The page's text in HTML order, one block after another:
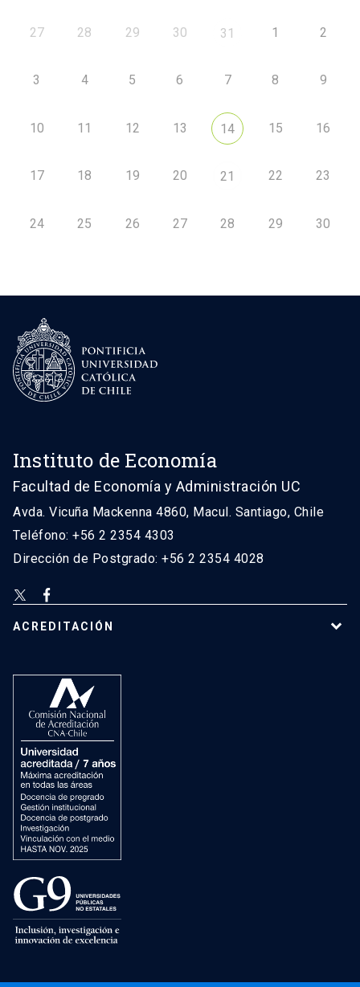
27 28 29 30 31 1 2
3 4 5 6 7 8 9
10 11 12 13 14 15 16
17 18 19 20 21 22 23
24 25 26 27 28 29 30
Instituto de Economía
Facultad de Economía y Administración UC
Avda. Vicuña Mackenna 4860, Macul. Santiago, Chile
Teléfono: +56 2 2354 4303
Dirección de Postgrado: +56 2 2354 4028
ACREDITACIÓN